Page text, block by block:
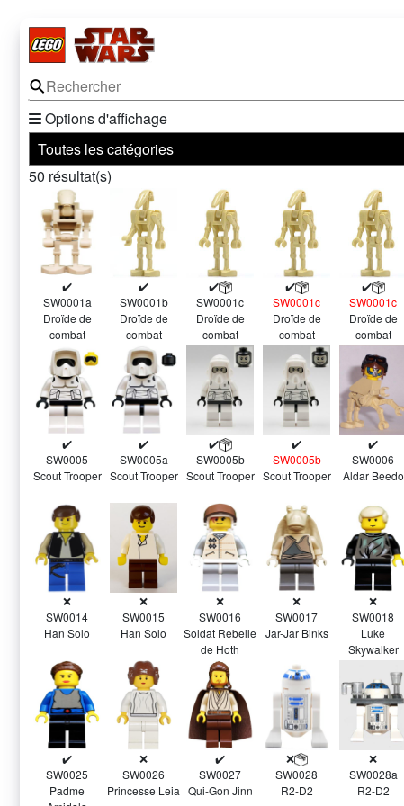
⚲
Options d'affichage
50 résultat(s)
✔️
SW0001a
Droïde de
combat
✔️
SW0001b
Droïde de
combat
✔️
SW0001c
Droïde de
combat
✔️
SW0001c
Droïde de
combat
✔️
SW0001c
Droïde de
combat
✔️
SW0005
Scout Trooper
✔️
SW0005a
Scout Trooper
✔️
SW0005b
Scout Trooper
✔️
SW0005b
Scout Trooper
✔️
SW0006
Aldar Beedo
❌
SW0014
Han Solo
❌
SW0015
Han Solo
❌
SW0016
Soldat Rebelle
de Hoth
❌
SW0017
Jar-Jar Binks
❌
SW0018
Luke
Skywalker
✔️
SW0025
Padme
❌
SW0026
Princesse Leia
✔️
SW0027
Qui-Gon Jinn
❌
SW0028
R2-D2
❌
SW0028a
R2-D2